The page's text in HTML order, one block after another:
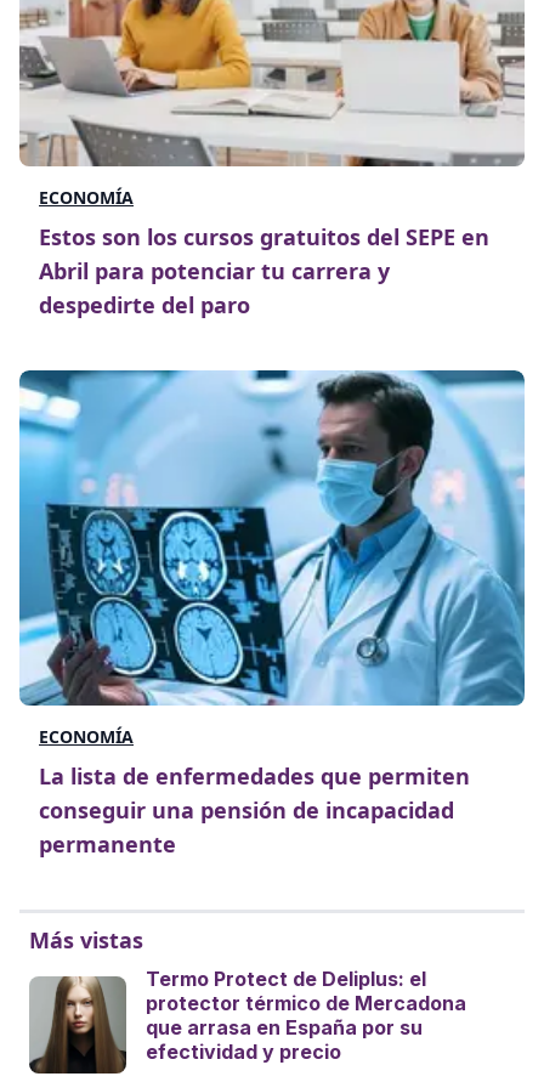
ECONOMÍA
Estos son los cursos gratuitos del SEPE en
Abril para potenciar tu carrera y
despedirte del paro
ECONOMÍA
La lista de enfermedades que permiten
conseguir una pensión de incapacidad
permanente
Más vistas
Termo Protect de Deliplus: el
protector térmico de Mercadona
que arrasa en España por su
efectividad y precio